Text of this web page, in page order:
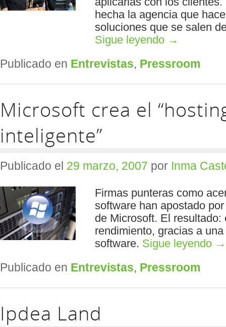
hecha la agencia que
soluciones que se salen
Sigue leyendo →
Publicado en Entrevistas, Pressroom
Microsoft crea el
inteligente”
Publicado el 29 marzo, 2007 por Inma
Firmas punteras como
software han apostado
de Microsoft. El
rendimiento, gracias a
software. Sigue leyendo →
Publicado en Entrevistas, Pressroom
Ipdea Land